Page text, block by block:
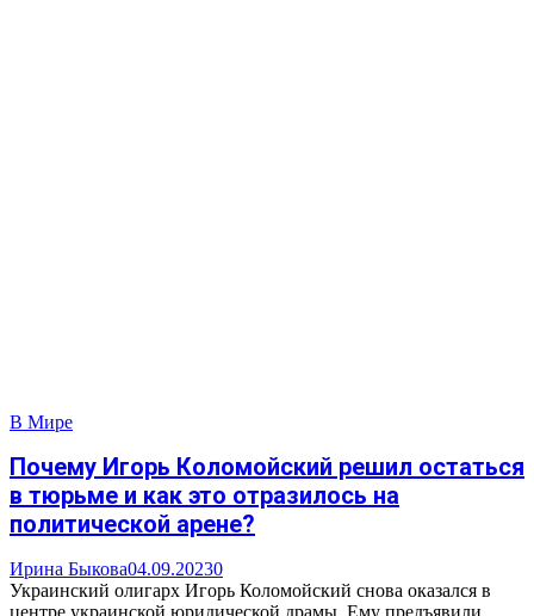
В Мире
Почему Игорь Коломойский решил остаться
в тюрьме и как это отразилось на
политической арене?
Ирина Быкова04.09.20230
Украинский олигарх Игорь Коломойский снова оказался в
центре украинской юридической драмы. Ему предъявили